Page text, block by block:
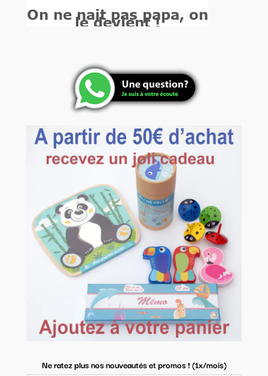
Ne ratez plus nos nouveautés et promos ! (1x/mois)
On ne nait pas papa, on
le devient !